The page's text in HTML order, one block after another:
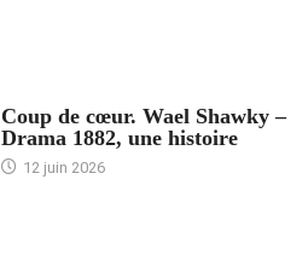
Coup de cœur. Wael Shawky –
Drama 1882, une histoire
12 juin 2026